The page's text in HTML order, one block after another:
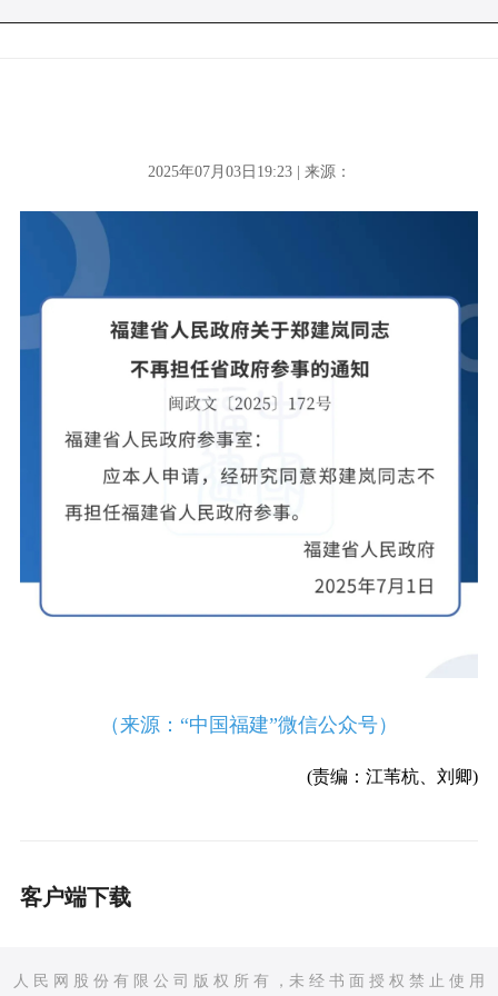
2025年07月03日19:23 | 来源：
（来源：“中国福建”微信公众号）
(责编：江苇杭、刘卿)
客户端下载
人 民 网 股 份 有 限 公 司 版 权 所 有 ，未 经 书 面 授 权 禁 止 使 用